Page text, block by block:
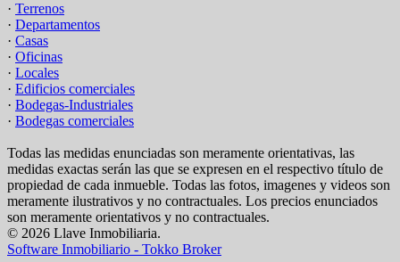
· Terrenos
· Departamentos
· Casas
· Oficinas
· Locales
· Edificios comerciales
· Bodegas-Industriales
· Bodegas comerciales
Todas las medidas enunciadas son meramente orientativas, las
medidas exactas serán las que se expresen en el respectivo título de
propiedad de cada inmueble. Todas las fotos, imagenes y videos son
meramente ilustrativos y no contractuales. Los precios enunciados
son meramente orientativos y no contractuales.
© 2026 Llave Inmobiliaria.
Software Inmobiliario - Tokko Broker